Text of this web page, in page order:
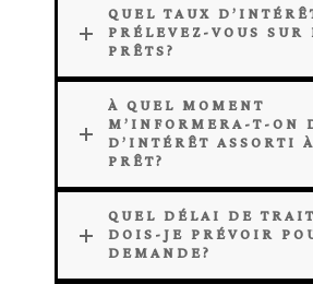
QUEL TAUX
PRÉLEVEZ-VOUS SUR
PRÊTS?
À QUEL MOMENT
M’INFORMERA-T-ON
D’INTÉRÊT ASSORTI
PRÊT?
QUEL DÉLAI DE
DOIS-JE PRÉVOIR
DEMANDE?